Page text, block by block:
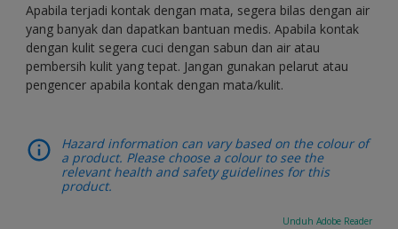
Apabila terjadi kontak dengan mata, segera bilas dengan air
yang banyak dan dapatkan bantuan medis. Apabila kontak
dengan kulit segera cuci dengan sabun dan air atau
pembersih kulit yang tepat. Jangan gunakan pelarut atau
pengencer apabila kontak dengan mata/kulit.
Hazard information can vary based on the colour of
a product. Please choose a colour to see the
relevant health and safety guidelines for this
product.
Unduh Adobe Reader